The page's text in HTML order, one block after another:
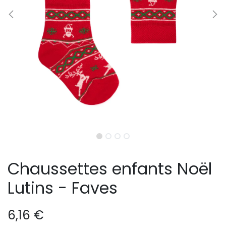
Chaussettes enfants Noël
Lutins - Faves
6,16 €